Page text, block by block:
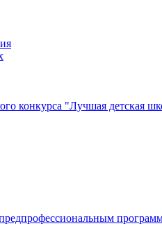
конкурса "Лучшая детская
дополнительным предпрофессиональным